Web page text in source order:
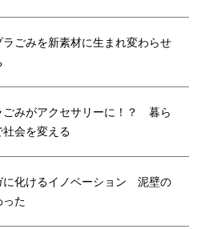
ラごみを新素材に生まれ変わらせ
ごみがアクセサリーに！？ 暮ら
社会を変える
に化けるイノベーション 泥壁の
った